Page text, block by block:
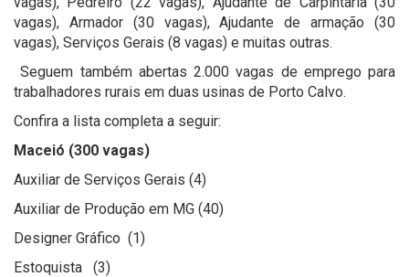
vagas), Armador (30 vagas), Ajudante de armação (30
vagas), Serviços Gerais (8 vagas) e muitas outras.
Seguem também abertas 2.000 vagas de emprego para
trabalhadores rurais em duas usinas de Porto Calvo.
Confira a lista completa a seguir:
Maceió (300 vagas)
Auxiliar de Serviços Gerais (4)
Auxiliar de Produção em MG (40)
Designer Gráfico (1)
Estoquista (3)